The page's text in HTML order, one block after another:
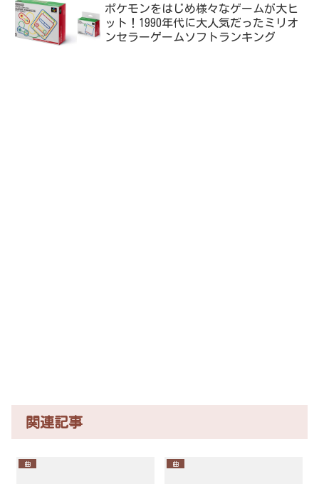
ポケモンをはじめ様々なゲームが大ヒ
ット！1990年代に大人気だったミリオ
ンセラーゲームソフトランキング
関連記事
曲 曲